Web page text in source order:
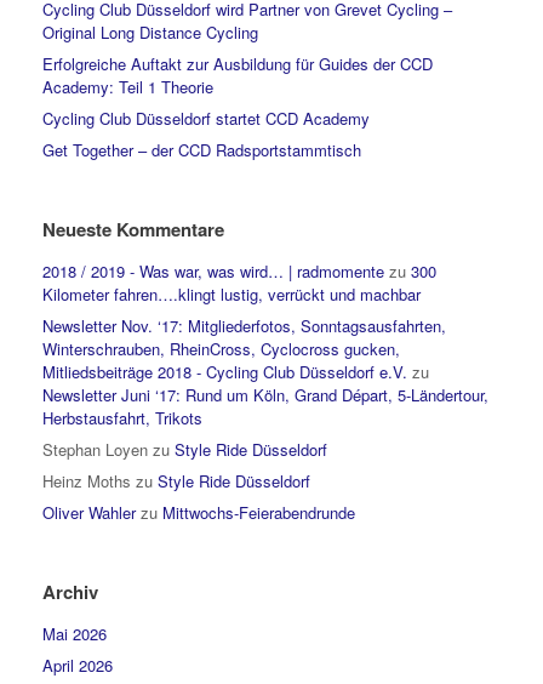
Cycling Club Düsseldorf wird Partner von Grevet Cycling –
Original Long Distance Cycling
Erfolgreiche Auftakt zur Ausbildung für Guides der CCD
Academy: Teil 1 Theorie
Cycling Club Düsseldorf startet CCD Academy
Get Together – der CCD Radsportstammtisch
Neueste Kommentare
2018 / 2019 - Was war, was wird… | radmomente zu 300
Kilometer fahren….klingt lustig, verrückt und machbar
Newsletter Nov. ‘17: Mitgliederfotos, Sonntagsausfahrten,
Winterschrauben, RheinCross, Cyclocross gucken,
Mitliedsbeiträge 2018 - Cycling Club Düsseldorf e.V. zu
Newsletter Juni ‘17: Rund um Köln, Grand Départ, 5-Ländertour,
Herbstausfahrt, Trikots
Stephan Loyen zu Style Ride Düsseldorf
Heinz Moths zu Style Ride Düsseldorf
Oliver Wahlerzu Mittwochs-Feierabendrunde
Archiv
Mai 2026
April 2026